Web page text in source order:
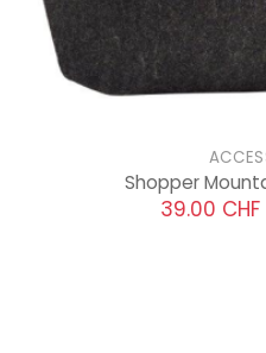
Shopper
39.00 CHF